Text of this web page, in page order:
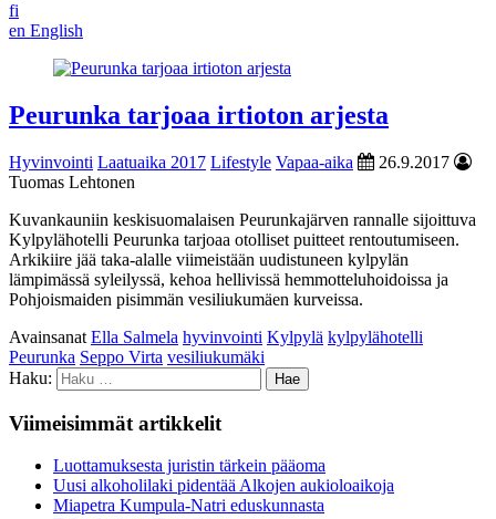
fi
en English
Peurunka tarjoaa irtioton arjesta
Hyvinvointi Laatuaika 2017 Lifestyle Vapaa-aika
26.9.2017
Tuomas Lehtonen
Kuvankauniin keskisuomalaisen Peurunkajärven rannalle sijoittuva
Kylpylähotelli Peurunka tarjoaa otolliset puitteet rentoutumiseen.
Arkikiire jää taka-alalle viimeistään uudistuneen kylpylän
lämpimässä syleilyssä, kehoa hellivissä hemmotteluhoidoissa ja
Pohjoismaiden pisimmän vesiliukumäen kurveissa.
Avainsanat Ella Salmela hyvinvointi Kylpylä kylpylähotelli
Peurunka Seppo Virta vesiliukumäki
Haku:
Viimeisimmät artikkelit
Luottamuksesta juristin tärkein pääoma
Uusi alkoholilaki pidentää Alkojen aukioloaikoja
Miapetra Kumpula-Natri eduskunnasta